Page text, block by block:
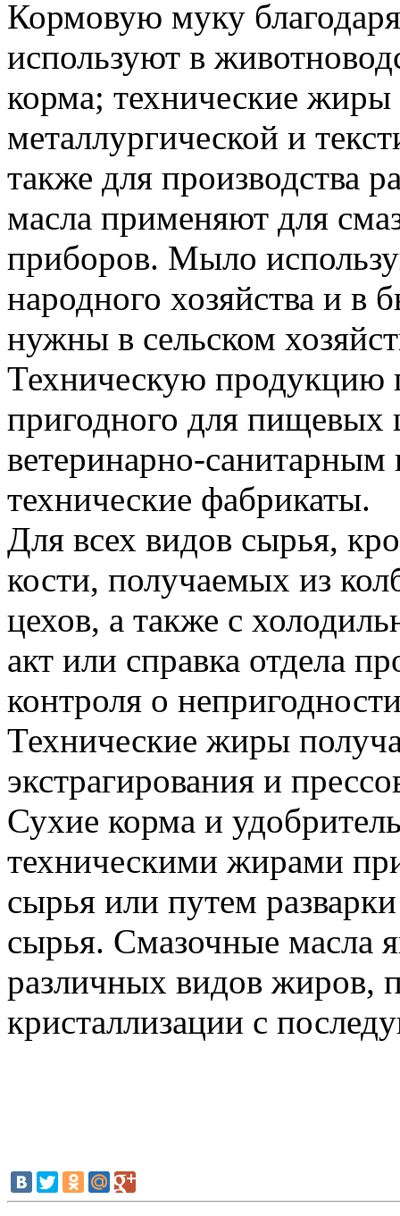
Кормовую муку
используют в
корма; технические
металлургической и
также для производства
масла применяют для
приборов. Мыло
народного хозяйства и в
нужны в сельском
Техническую продукцию
пригодного для пищевых
ветеринарно-санитарным
технические фабрикаты.
Для всех видов сырья,
кости, получаемых из
цехов, а также с
акт или справка отдела
контроля о
Технические жиры
экстрагирования и
Сухие корма и
техническими жирами
сырья или путем
сырья. Смазочные масла
различных видов жиров,
кристаллизации с